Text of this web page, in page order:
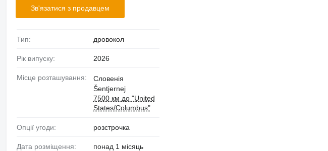
Зв'язатися з продавцем
Тип: дровокол
Рік випуску: 2026
Місце розташування:
Словенія
Šentjernej
7500 км до "United
States/Columbus"
Опції угоди: розстрочка
Дата розміщення: понад 1 місяць